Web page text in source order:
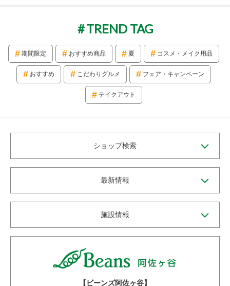
TREND TAG
期間限定 おすすめ商品 夏 コスメ・メイク用品
おすすめ こだわりグルメ フェア・キャンペーン
テイクアウト
ショップ検索
最新情報
施設情報
【ビーンズ阿佐ヶ谷】